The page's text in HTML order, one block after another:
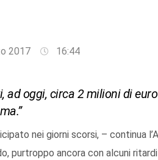
2017 16:44
ad oggi, circa 2 milioni di
nei giorni scorsi, – continua
purtroppo ancora con alcuni